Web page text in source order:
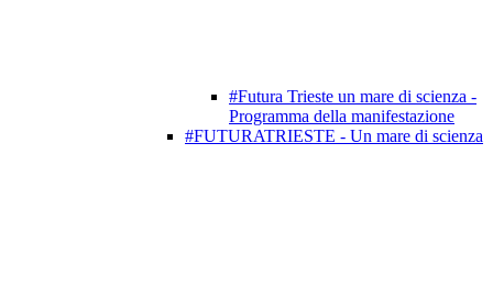
#Futura Trieste un mare di scienza -
Programma della manifestazione
#FUTURATRIESTE - Un mare di scienza